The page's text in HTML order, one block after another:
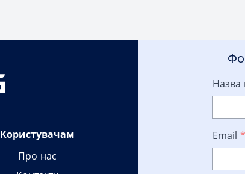
Користувачам
Про нас
Назва
Email *